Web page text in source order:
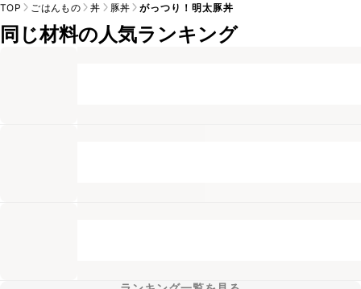
TOP ごはんもの 丼 豚丼 がっつり！明太豚丼
同じ材料の人気ランキング